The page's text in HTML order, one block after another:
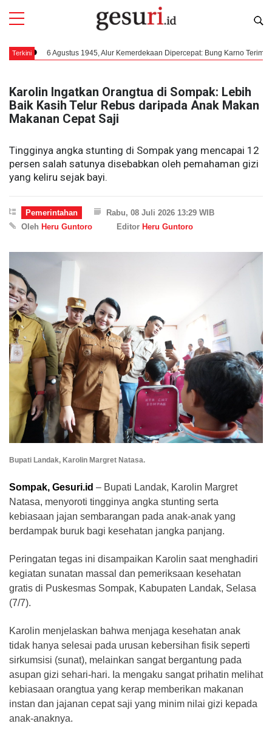
Terkini
6 Agustus 1945, Alur Kemerdekaan Dipercepat: Bung Karno Terima Panggilan
Karolin Ingatkan Orangtua di Sompak: Lebih
Baik Kasih Telur Rebus daripada Anak Makan
Makanan Cepat Saji
Tingginya angka stunting di Sompak yang mencapai 12
persen salah satunya disebabkan oleh pemahaman gizi
yang keliru sejak bayi.
Pemerintahan
Rabu, 08 Juli 2026 13:29 WIB
Oleh Heru Guntoro Editor Heru Guntoro
Bupati Landak, Karolin Margret Natasa.
Sompak, Gesuri.id – Bupati Landak, Karolin Margret
Natasa, menyoroti tingginya angka stunting serta
kebiasaan jajan sembarangan pada anak-anak yang
berdampak buruk bagi kesehatan jangka panjang.
Peringatan tegas ini disampaikan Karolin saat menghadiri
kegiatan sunatan massal dan pemeriksaan kesehatan
gratis di Puskesmas Sompak, Kabupaten Landak, Selasa
(7/7).
Karolin menjelaskan bahwa menjaga kesehatan anak
tidak hanya selesai pada urusan kebersihan fisik seperti
sirkumsisi (sunat), melainkan sangat bergantung pada
asupan gizi sehari-hari. Ia mengaku sangat prihatin melihat
kebiasaan orangtua yang kerap memberikan makanan
instan dan jajanan cepat saji yang minim nilai gizi kepada
anak-anaknya.